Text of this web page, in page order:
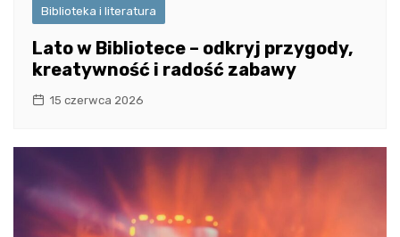
Biblioteka i literatura
Lato w Bibliotece – odkryj przygody,
kreatywność i radość zabawy
15 czerwca 2026